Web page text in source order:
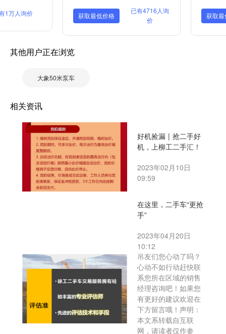
1万人询价 获取最低价格
已有4716人询
价
获取
其他用户正在浏览
大象50米泵车
相关资讯
好机捡漏 | 抢二手好
机，上柳工二手汇！
2023年02月10日
09:59
在这里，二手车“更抢
手”
2023年04月20日
10:12
吊友们您心动了吗？
心动不如行动赶快联
系您所在区域的销售
经理咨询吧！如果您
有更好的建议欢迎在
下方留言哦！声明：
本文系转载自互联
网，请读者仅作参